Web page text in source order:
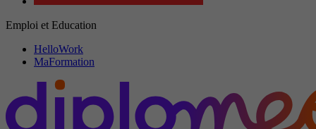
Emploi et Education
HelloWork
MaFormation